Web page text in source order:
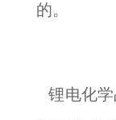
的。
锂电化学